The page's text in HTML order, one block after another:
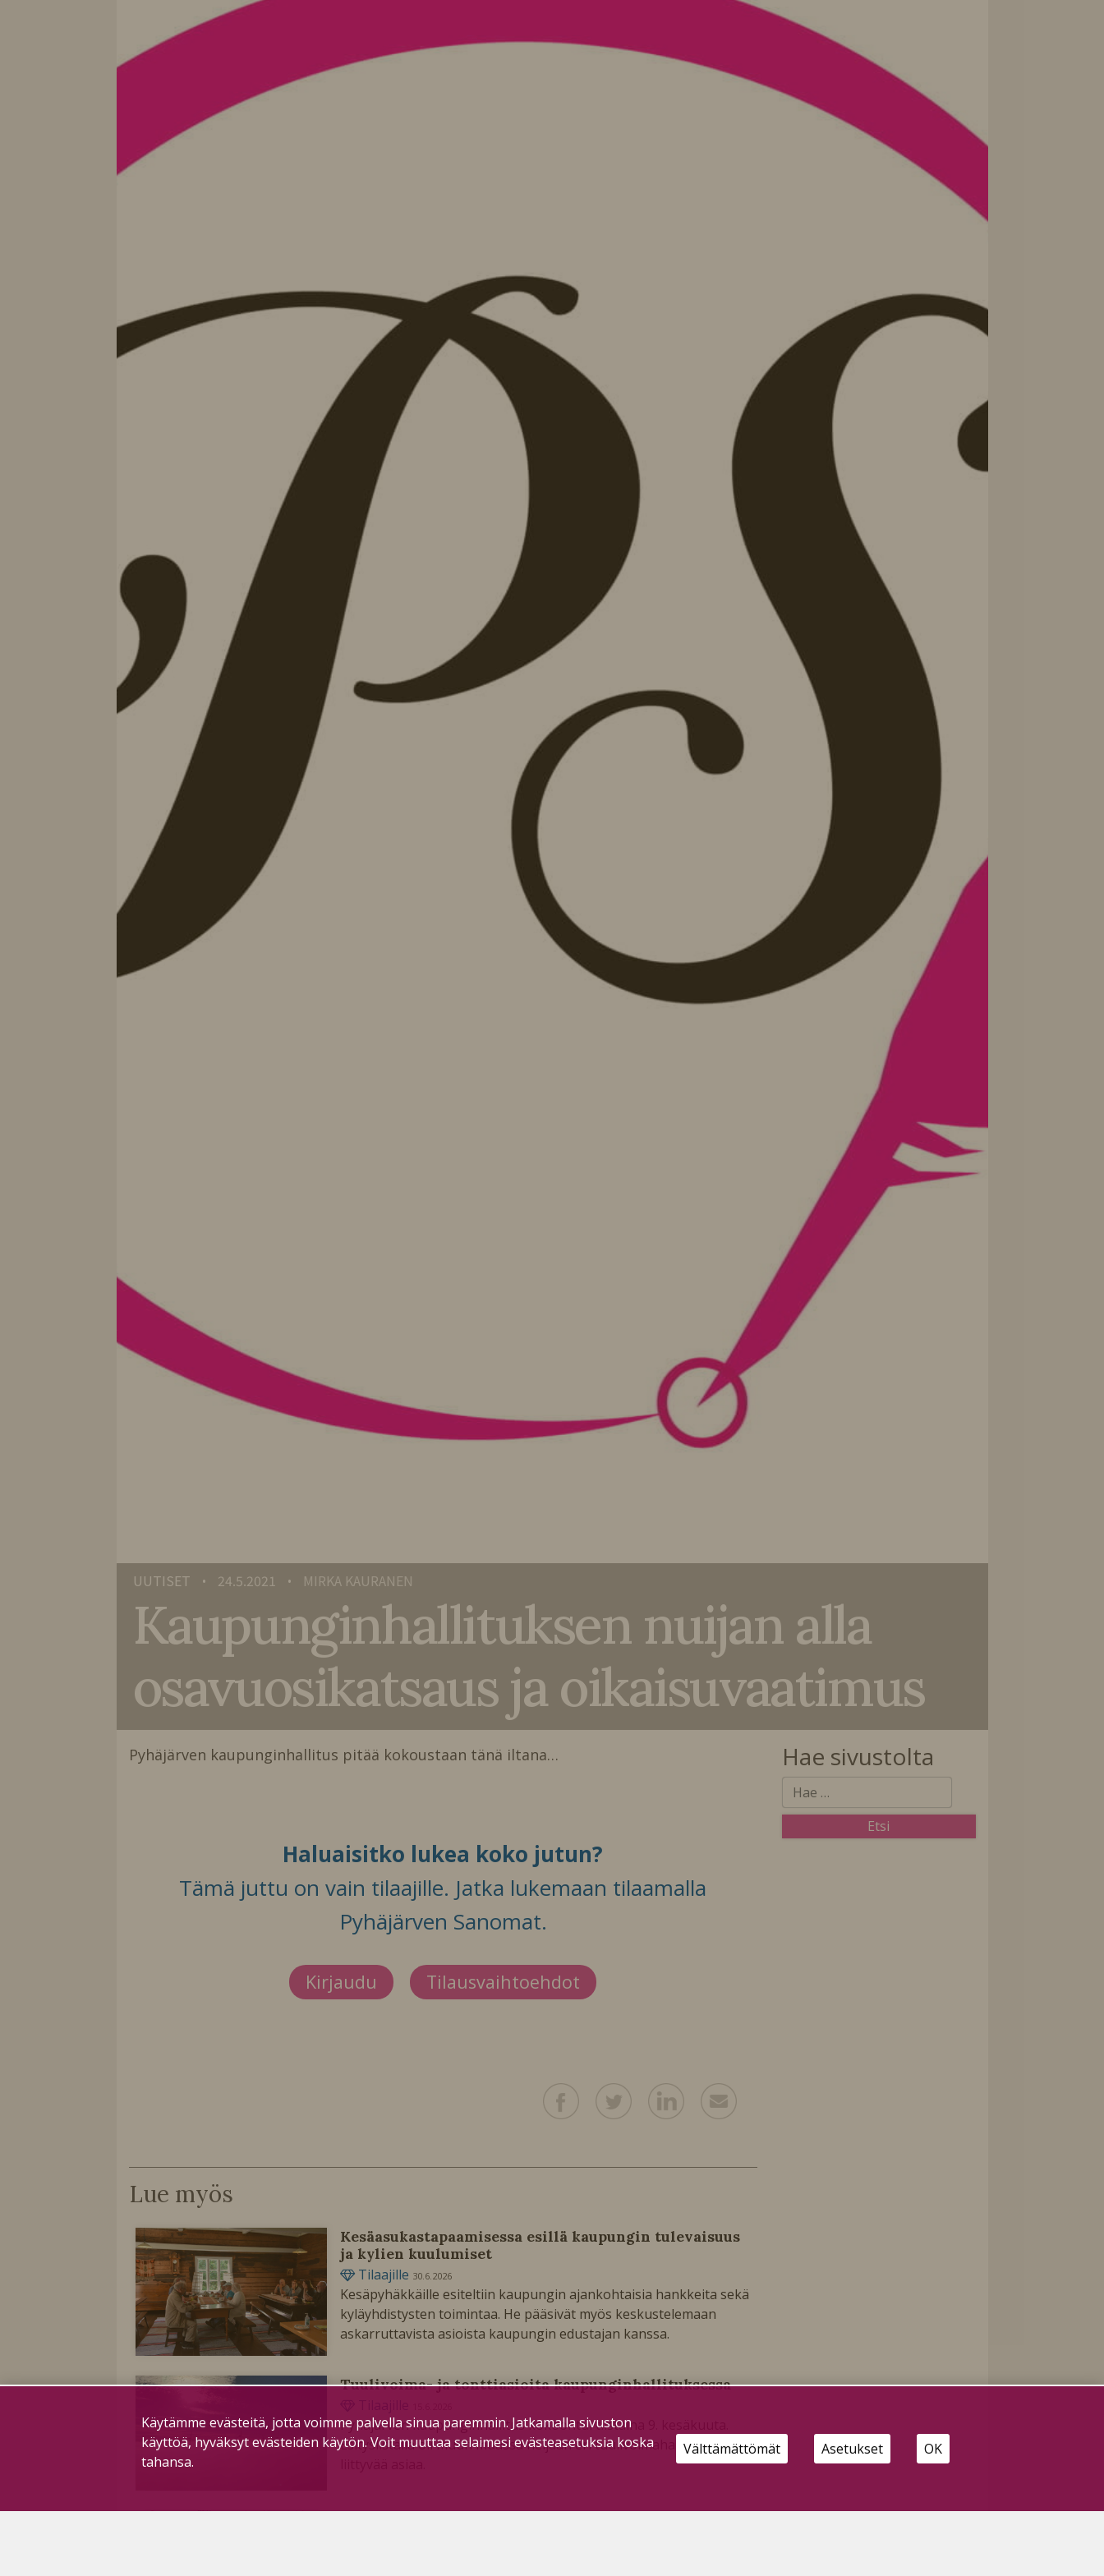
UUTISET • 24.5.2021 • MIRKA KAURANEN
Kaupunginhallituksen nuijan alla
osavuosikatsaus ja oikaisuvaatimus
Pyhäjärven kaupunginhallitus pitää kokoustaan tänä iltana…
Haluaisitko lukea koko jutun?
Tämä juttu on vain tilaajille. Jatka lukemaan tilaamalla
Pyhäjärven Sanomat.
Kirjaudu Tilausvaihtoehdot
Lue myös
Kesäasukastapaamisessa esillä kaupungin tulevaisuus
ja kylien kuulumiset
Tilaajille 30.6.2026
Kesäpyhäkkäille esiteltiin kaupungin ajankohtaisia hankkeita sekä
kyläyhdistysten toimintaa. He pääsivät myös keskustelemaan
askarruttavista asioista kaupungin edustajan kanssa.
Tuulivoima- ja tonttiasioita kaupunginhallituksessa
Pyhäjärven kaupunginhallitus kokoontui tiistaina 9. kesäkuuta.
Esityslistalla oli muun muassa neljään eri tuulivoimahankkeeseen
Hae sivustolta
Käytämme evästeitä, jotta voimme palvella sinua paremmin. Jatkamalla sivuston
käyttöä, hyväksyt evästeiden käytön. Voit muuttaa selaimesi evästeasetuksia koska
tahansa.
Välttämättömät Asetukset OK